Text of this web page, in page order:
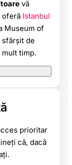
vă
oferă Istanbul
Museum of
sfârșit de
timp.
prioritar
că, dacă